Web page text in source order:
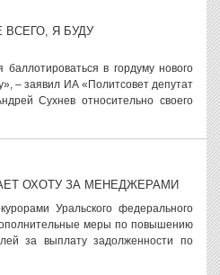
Я БУДУ
в гордуму нового
– заявил ИА «Политсовет депутат
Сухнев относительно своего
ОХОТУ ЗА МЕНЕДЖЕРАМИ
Уральского федерального
меры по повышению
за выплату задолженности по